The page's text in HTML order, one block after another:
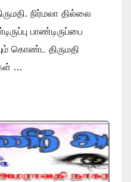
நிர்மலா தில்லை
பாண்டிருப்பை
கொண்ட திருமதி
…